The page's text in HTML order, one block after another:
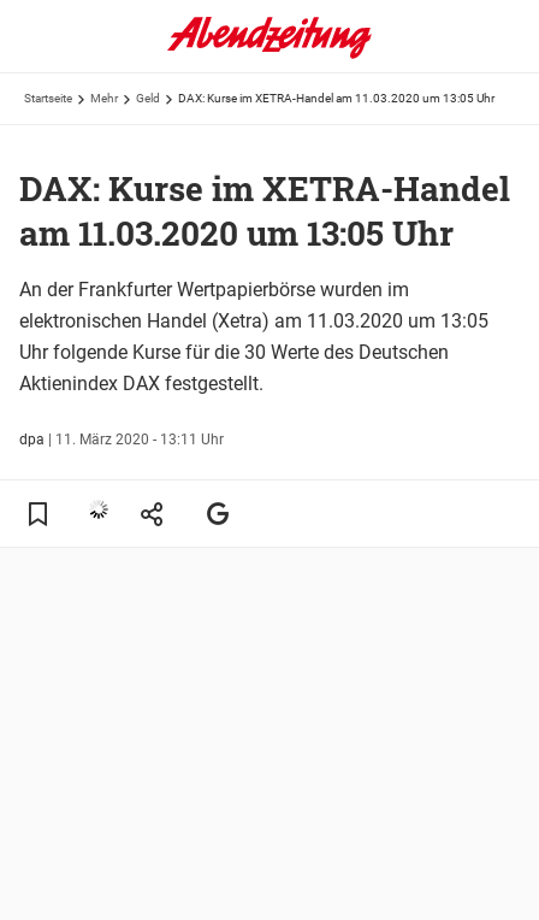
Startseite Mehr Geld DAX: Kurse im XETRA-Handel am 11.03.2020 um 13:05 Uhr
DAX: Kurse im XETRA-Handel
am 11.03.2020 um 13:05 Uhr
An der Frankfurter Wertpapierbörse wurden im
elektronischen Handel (Xetra) am 11.03.2020 um 13:05
Uhr folgende Kurse für die 30 Werte des Deutschen
Aktienindex DAX festgestellt.
dpa | 11. März 2020 - 13:11 Uhr